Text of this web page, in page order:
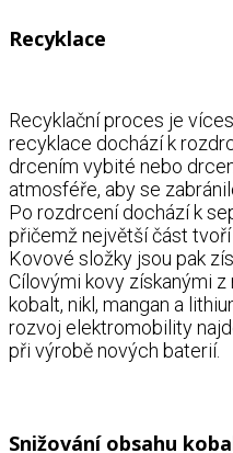
Recyklace
Recyklační proces je
recyklace dochází k
drcením vybité nebo
atmosféře, aby se
Po rozdrcení dochází k
přičemž největší část tvoří
Kovové složky jsou pak
Cílovými kovy získanými
kobalt, nikl, mangan a
rozvoj elektromobility
při výrobě nových baterií.
Snižování obsahu